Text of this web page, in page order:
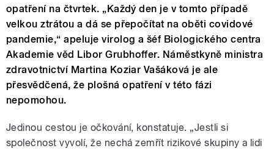
opatření na čtvrtek. „Každý den je v tomto případě
velkou ztrátou a dá se přepočítat na oběti covidové
pandemie,“ apeluje virolog a šéf Biologického centra
Akademie věd Libor Grubhoffer. Náměstkyně ministra
zdravotnictví Martina Koziar Vašáková je ale
přesvědčená, že plošná opatření v této fázi
nepomohou.
Jedinou cestou je očkování, konstatuje. „Jestli si
společnost vyvolí, že nechá zemřít rizikové skupiny a lidi